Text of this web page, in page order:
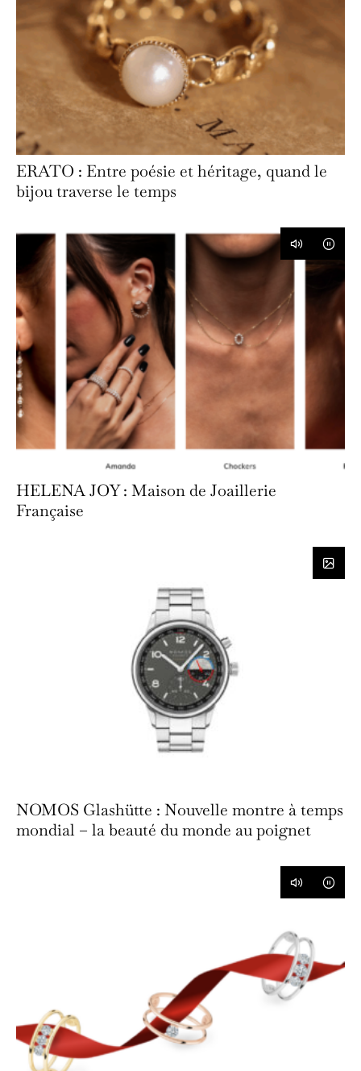
ERATO : Entre poésie et héritage, quand le
bijou traverse le temps
HELENA JOY : Maison de Joaillerie
Française
NOMOS Glashütte : Nouvelle montre à temps
mondial – la beauté du monde au poignet